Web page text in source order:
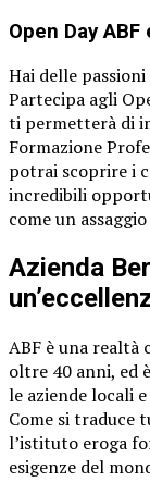
Open Day
Hai delle
Partecipa agli
ti permetterà di
Formazione
potrai scoprire i
incredibili
come un
Azienda
ABF è una realtà
oltre 40 anni, ed
le aziende locali
Come si traduce
l’istituto eroga
esigenze del